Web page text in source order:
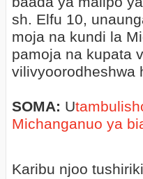
sh. Elfu 10,
moja na kundi la
pamoja na kupata
vilivyoorodheshwa
SOMA: U
Michanganuo ya
Karibu njoo